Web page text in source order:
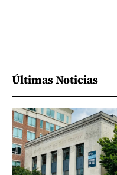
Últimas Noticias